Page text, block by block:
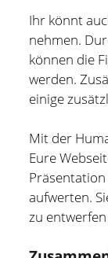
lesenswerte
Weitere Infos
"Über mich"
Ihr könnt
nehmen.
können die
werden.
einige
Mit der
Eure
aufwerten.
zu